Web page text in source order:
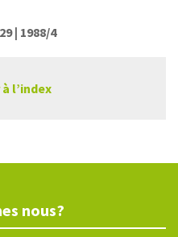
| 1988/4
l’index
nous?